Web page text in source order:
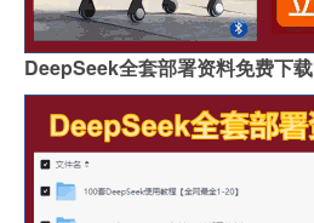
DeepSeek全套部署资料免费下载